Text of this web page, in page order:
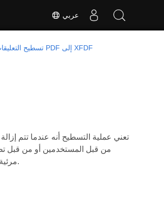
عربي
تسطيح التعليقات من PDF إلى XFDF
تعني عملية التسطيح أنه عندما تتم
من قبل المستخدمين أو من قبل
مرئية للعرضين الذين لا يمكنهم عرض التعليقات. إذا لم يتم تحديد ذلك، سيحتفظ التصدير بجميع التعليقات كما هي.